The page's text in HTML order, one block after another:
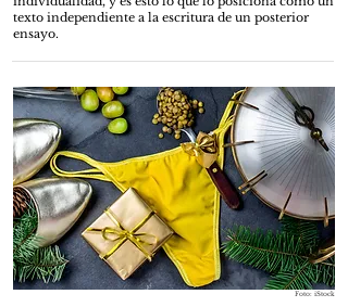
texto independiente a la escritura de un posterior
ensayo.
Foto: iStock